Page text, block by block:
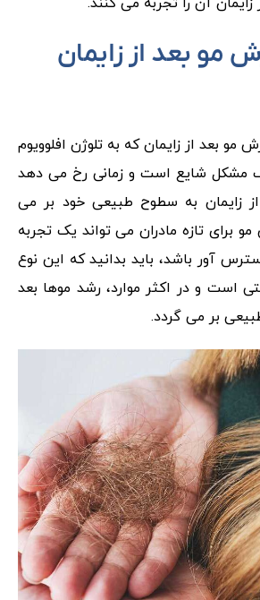
مو بعد از زایمان
بعد از زایمان که به تلوژن افلوویوم
مشکل شایع است و زمانی رخ می دهد
زایمان به سطوح طبیعی خود بر می
مو برای تازه مادران می تواند یک تجربه
آور باشد، باید بدانید که این نوع
است و در اکثر موارد، رشد موها بعد
بر می گردد.